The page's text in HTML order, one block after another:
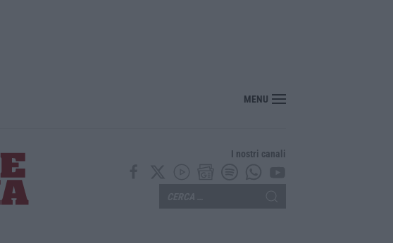
Blitz nel Cosentino, scoperta coltivazione di marijuana. Sequestrate 200 piante – VIDEO
MENU
I nostri canali